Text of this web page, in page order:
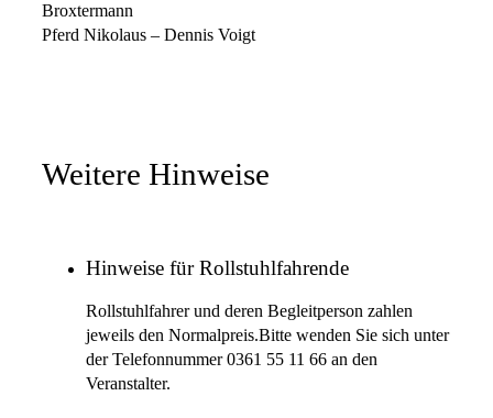
Broxtermann
Pferd Nikolaus – Dennis Voigt
Weitere Hinweise
Hinweise für Rollstuhlfahrende
Rollstuhlfahrer und deren Begleitperson zahlen
jeweils den Normalpreis.Bitte wenden Sie sich unter
der Telefonnummer 0361 55 11 66 an den
Veranstalter.